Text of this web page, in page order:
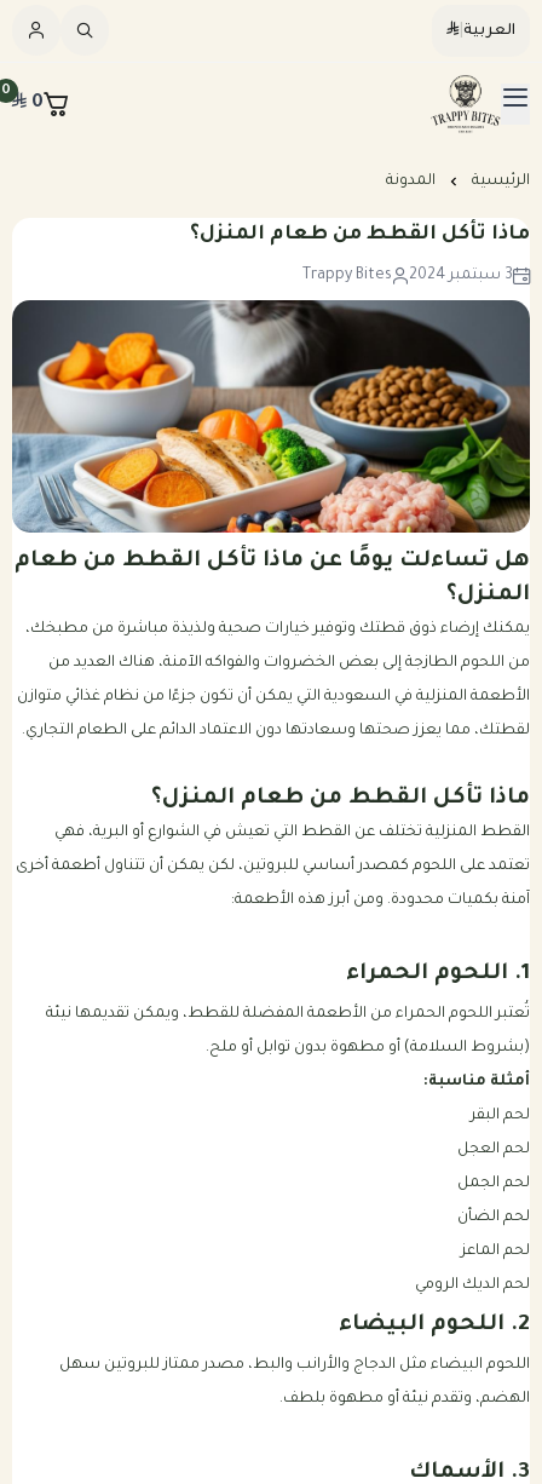
العربية|
Trappybites
0
0
القائمة الرئيسية
الرئيسيه
عرض الكل
وجبات طبيعية مطبوخة للكلاب
وجبات طبيعية نيء للكلاب
بكجات التوفير الشهرية للكلاب
باقات الرعاية الصحية للكلب
عرض الكل
وجبات طبيعية مطبوخه للقطط
وجبات طبيعية نيء للقطط
بكجات التوفير الشهرية للقطط
باقات الرعاية الصحية للقطط
مكافآت طبيعية
المرق والمكملات
خطة تغذيه مخصصه
الرئيسية المدونة
ماذا تأكل القطط من طعام المنزل؟
3 سبتمبر 2024 Trappy Bites
هل تساءلت يومًا عن ماذا تأكل القطط من طعام
المنزل؟
يمكنك إرضاء ذوق قطتك وتوفير خيارات صحية ولذيذة مباشرة من مطبخك،
من اللحوم الطازجة إلى بعض الخضروات والفواكه الآمنة، هناك العديد من
الأطعمة المنزلية في السعودية التي يمكن أن تكون جزءًا من نظام غذائي متوازن
لقطتك، مما يعزز صحتها وسعادتها دون الاعتماد الدائم على الطعام التجاري.
ماذا تأكل القطط من طعام المنزل؟
القطط المنزلية تختلف عن القطط التي تعيش في الشوارع أو البرية، فهي
تعتمد على اللحوم كمصدر أساسي للبروتين، لكن يمكن أن تتناول أطعمة أخرى
آمنة بكميات محدودة. ومن أبرز هذه الأطعمة:
1. اللحوم الحمراء
تُعتبر اللحوم الحمراء من الأطعمة المفضلة للقطط، ويمكن تقديمها نيئة
(بشروط السلامة) أو مطهوة بدون توابل أو ملح.
أمثلة مناسبة:
لحم البقر
لحم العجل
لحم الجمل
لحم الضأن
لحم الماعز
لحم الديك الرومي
2. اللحوم البيضاء
اللحوم البيضاء مثل الدجاج والأرانب والبط، مصدر ممتاز للبروتين سهل
الهضم، وتقدم نيئة أو مطهوة بلطف.
3. الأسماك